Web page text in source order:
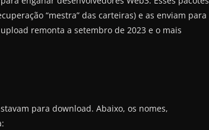
“mestra” das carteiras) e as enviam para
remonta a setembro de 2023 e o mais
para download. Abaixo, os nomes,